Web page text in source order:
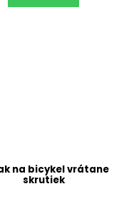
na bicykel vrátane
skrutiek